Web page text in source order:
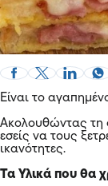
Είναι το
Ακολουθώντας τη
εσείς να τους
ικανότητες.
Τα Υλικά που θα